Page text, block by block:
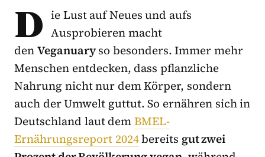
D ie Lust auf Neues und aufs
Ausprobieren macht
denVeganuaryso besonders. Immer mehr
Menschen entdecken, dass pflanzliche
Nahrung nicht nur dem Körper, sondern
auch der Umwelt guttut. So ernähren sich in
Deutschland laut demBMEL-
Ernährungsreport 2024bereits gut zwei